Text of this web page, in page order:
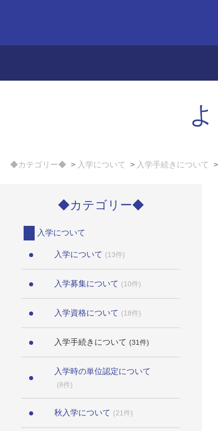
◆カテゴリー◆ > 入学について > 入学手続きについて >
◆カテゴリー◆
入学について
入学について (13件)
入学募集について (10件)
入学資格について (18件)
入学手続きについて (31件)
入学時の単位認定について
(8件)
秋入学について (21件)